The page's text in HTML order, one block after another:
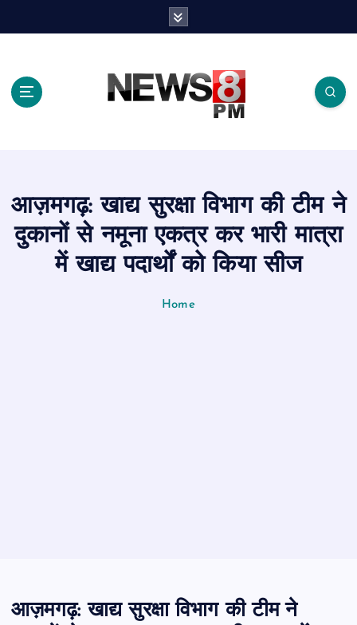
आज़मगढ़: खाद्य सुरक्षा विभाग की टीम ने
दुकानों से नमूना एकत्र कर भारी मात्रा
में खाद्य पदार्थों को किया सीज
Home
आज़मगढ़: खाद्य सुरक्षा विभाग की टीम ने